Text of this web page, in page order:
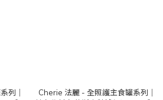
列｜
Cherie 法麗 - 全照護主食罐系列｜